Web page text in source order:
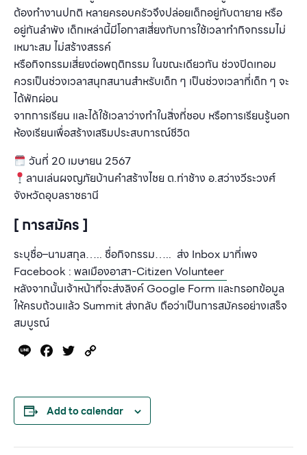
ต้องทำงานปกติ หลายครอบครัวจึงปล่อยเด็กอยู่กับตายาย หรือ
อยู่กันลำพัง เด็กเหล่านี้มีโอกาสเสี่ยงกับการใช้เวลาทำกิจกรรมไม่
เหมาะสม ไม่สร้างสรรค์
หรือกิจกรรมเสี่ยงต่อพฤติกรรม ในขณะเดียวกัน ช่วงปิดเทอม
ควรเป็นช่วงเวลาสนุกสนานสำหรับเด็ก ๆ เป็นช่วงเวลาที่เด็ก ๆ จะ
ได้พักผ่อน
จากการเรียน และได้ใช้เวลาว่างทำในสิ่งที่ชอบ หรือการเรียนรู้นอก
ห้องเรียนเพื่อสร้างเสริมประสบการณ์ชีวิต
วันที่ 20 เมษายน 2567
ลานเล่นผจญภัยบ้านคำสร้างไชย ต.ท่าช้าง อ.สว่างวีระวงศ์
จังหวัดอุบลราชธานี
[ การสมัคร ]
ระบุชื่อ–นามสกุล….. ชื่อกิจกรรม….. ส่ง Inbox มาที่เพจ
Facebook : พลเมืองอาสา-Citizen Volunteer
หลังจากนั้นเจ้าหน้าที่จะส่งลิงค์ Google Form และกรอกข้อมูล
ให้ครบถ้วนแล้ว Summit ส่งกลับ ถือว่าเป็นการสมัครอย่างเสร็จ
สมบูรณ์
Line Facebook
Twitter
Add to calendar